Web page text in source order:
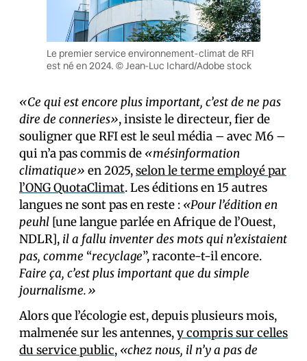
Le premier service environnement-climat de RFI
est né en 2024. © Jean-Luc Ichard/Adobe stock
«Ce qui est encore plus important, c’est de ne pas
dire de conneries», insiste le directeur, fier de
souligner que RFI est le seul média – avec M6 –
qui n’a pas commis de «mésinformation
climatique» en 2025,selon le terme employé par
l’ONG QuotaClimat. Les éditions en 15 autres
langues ne sont pas en reste : «Pour l’édition en
peuhl [une langue parlée en Afrique de l’Ouest,
NDLR], il a fallu inventer des mots qui n’existaient
pas, comme “recyclage”, raconte-t-il encore.
Faire ça, c’est plus important que du simple
journalisme.»
Alors que l’écologie est, depuis plusieurs mois,
malmenée sur les antennes,y compris sur celles
du service public, «chez nous, il n’y a pas de